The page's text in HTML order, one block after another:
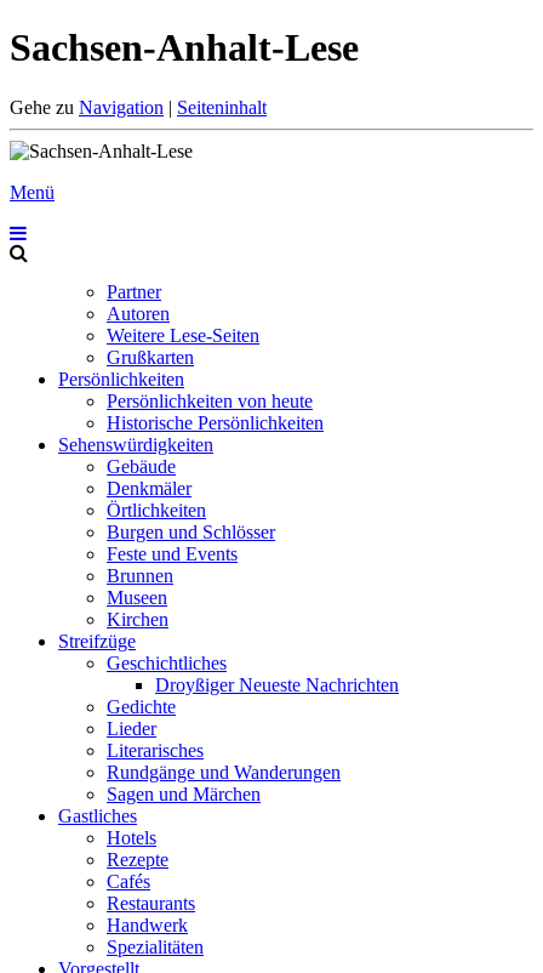
Sachsen-Anhalt-Lese
Gehe zu Navigation | Seiteninhalt
Menü
Partner
Autoren
Weitere Lese-Seiten
Grußkarten
Persönlichkeiten
Persönlichkeiten von heute
Historische Persönlichkeiten
Sehenswürdigkeiten
Gebäude
Denkmäler
Örtlichkeiten
Burgen und Schlösser
Feste und Events
Brunnen
Museen
Kirchen
Streifzüge
Geschichtliches
Droyßiger Neueste Nachrichten
Gedichte
Lieder
Literarisches
Rundgänge und Wanderungen
Sagen und Märchen
Gastliches
Hotels
Rezepte
Cafés
Restaurants
Handwerk
Spezialitäten
Vorgestellt